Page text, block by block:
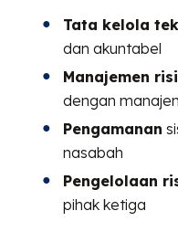
Tata kelola
dan akuntabel
Manajemen
dengan
Pengamanan
nasabah
Pengelolaan
pihak ketiga